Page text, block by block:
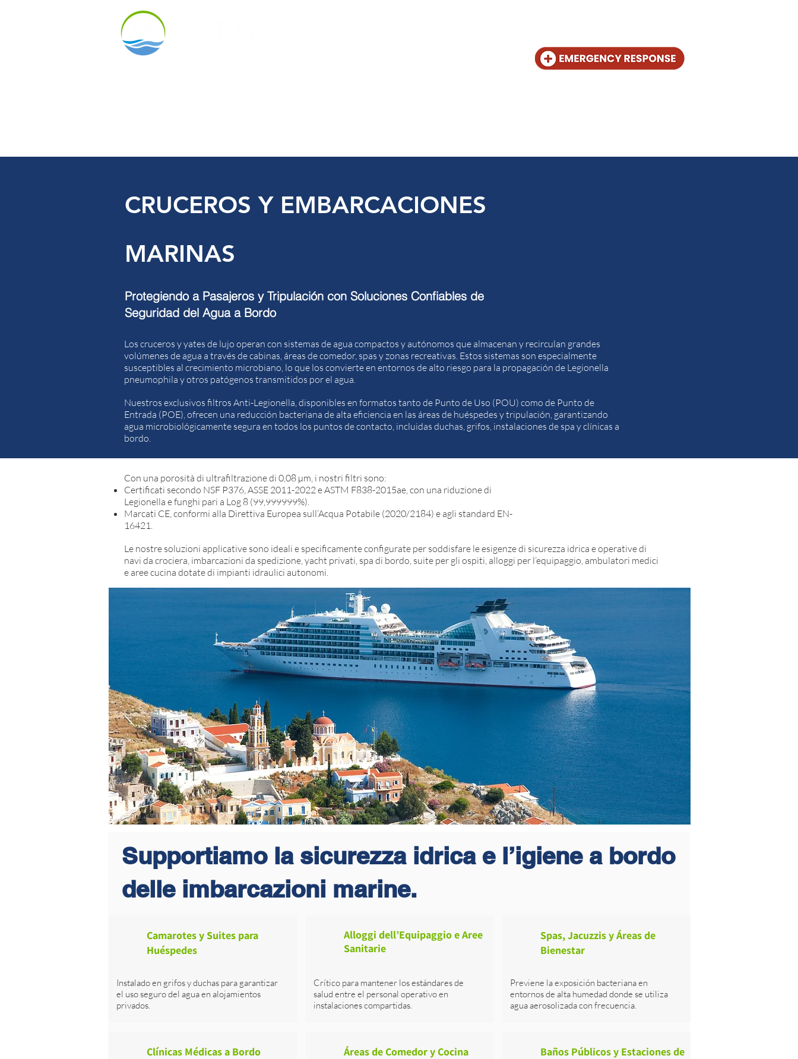
CRUCEROS Y EMBARCACIONES
MARINAS
Protegiendo a Pasajeros y Tripulación con Soluciones Confiables de
Seguridad del Agua a Bordo
Los cruceros y yates de lujo operan con sistemas de agua compactos y autónomos que almacenan y recirculan grandes
volúmenes de agua a través de cabinas, áreas de comedor, spas y zonas recreativas. Estos sistemas son especialmente
susceptibles al crecimiento microbiano, lo que los convierte en entornos de alto riesgo para la propagación de Legionella
pneumophila y otros patógenos transmitidos por el agua.
Nuestros exclusivos filtros Anti-Legionella, disponibles en formatos tanto de Punto de Uso (POU) como de Punto de
Entrada (POE), ofrecen una reducción bacteriana de alta eficiencia en las áreas de huéspedes y tripulación, garantizando
agua microbiológicamente segura en todos los puntos de contacto, incluidas duchas, grifos, instalaciones de spa y clínicas a
bordo.
​​Con una porosità di ultrafiltrazione di 0,08 µm, i nostri filtri sono:
Certificati secondo NSF P376, ASSE 2011-2022 e ASTM F838-2015ae, con una riduzione di
Legionella e funghi pari a Log 8 (99,999999%).
Marcati CE, conformi alla Direttiva Europea sull’Acqua Potabile (2020/2184) e agli standard EN-
16421.
Le nostre soluzioni applicative sono ideali e specificamente configurate per soddisfare le esigenze di sicurezza idrica e operative di
navi da crociera, imbarcazioni da spedizione, yacht privati, spa di bordo, suite per gli ospiti, alloggi per l’equipaggio, ambulatori medici
e aree cucina dotate di impianti idraulici autonomi.
​Supportiamo la sicurezza idrica e l’igiene a bordo
delle imbarcazioni marine.
Camarotes y Suites para
Huéspedes
Instalado en grifos y duchas para garantizar
el uso seguro del agua en alojamientos
privados.
Clínicas Médicas a Bordo
Alloggi dell’Equipaggio e Aree
Sanitarie
Crítico para mantener los estándares de
salud entre el personal operativo en
instalaciones compartidas.
Áreas de Comedor y Cocina
Spas, Jacuzzis y Áreas de
Bienestar​
Previene la exposición bacteriana en
entornos de alta humedad donde se utiliza
agua aerosolizada con frecuencia.
Baños Públicos y Estaciones de